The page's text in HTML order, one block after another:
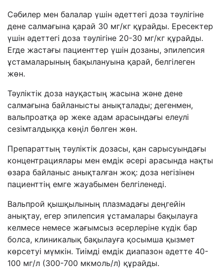
Сәбилер мен балалар үшін әдеттегі доза тәулігіне
дене салмағына қарай 30 мг/кг құрайды. Ересектер
үшін әдеттегі доза тәулігіне 20-30 мг/кг құрайды.
Егде жастағы пациенттер үшін дозаны, эпилепсия
ұстамаларының бақылануына қарай, белгілеген
жөн.
Тәуліктік доза науқастың жасына және дене
салмағына байланысты анықталады; дегенмен,
вальпроатқа әр жеке адам арасындағы елеулі
сезімталдыққа көңіл бөлген жөн.
Препараттың тәуліктік дозасы, қан сарысуындағы
концентрациялары мен емдік әсері арасында нақты
өзара байланыс анықталған жоқ: доза негізінен
пациенттің емге жауабымен белгіленеді.
Вальпрой қышқылының плазмадағы деңгейін
анықтау, егер эпилепсия ұстамалары бақылауға
келмесе немесе жағымсыз әсерлеріне күдік бар
болса, клиникалық бақылауға қосымша қызмет
көрсетуі мүмкін. Тиімді емдік диапазон әдетте 40-
100 мг/л (300-700 мкмоль/л) құрайды.